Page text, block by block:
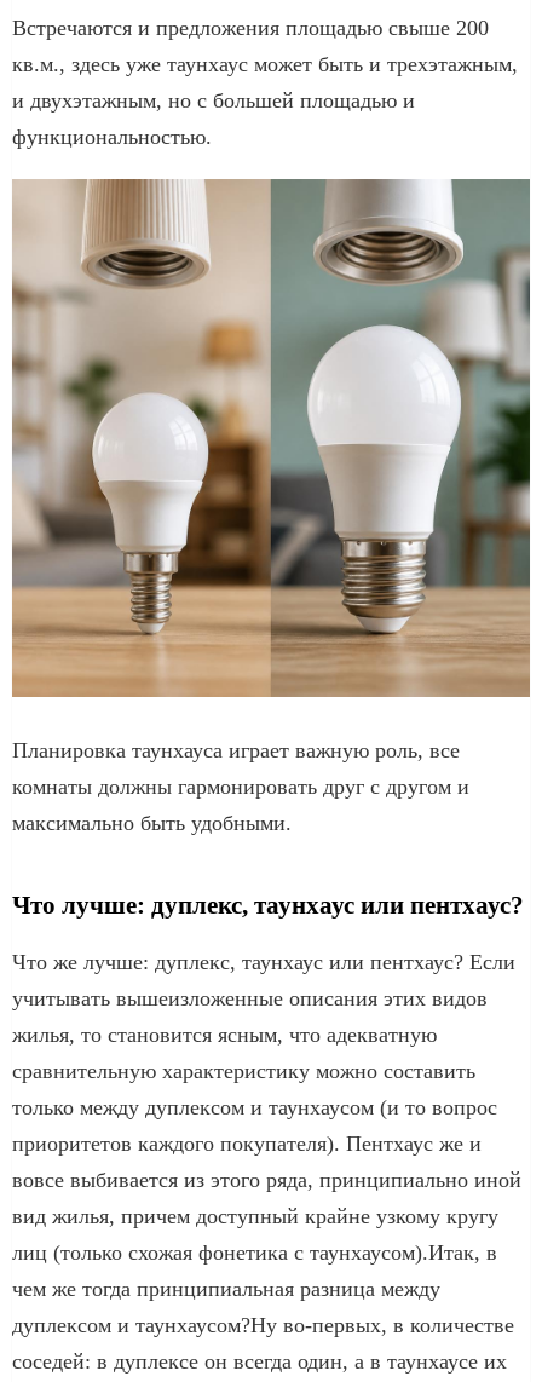
Встречаются и предложения площадью свыше 200
кв.м., здесь уже таунхаус может быть и трехэтажным,
и двухэтажным, но с большей площадью и
функциональностью.
Планировка таунхауса играет важную роль, все
комнаты должны гармонировать друг с другом и
максимально быть удобными.
Что лучше: дуплекс, таунхаус или пентхаус?
Что же лучше: дуплекс, таунхаус или пентхаус? Если
учитывать вышеизложенные описания этих видов
жилья, то становится ясным, что адекватную
сравнительную характеристику можно составить
только между дуплексом и таунхаусом (и то вопрос
приоритетов каждого покупателя). Пентхаус же и
вовсе выбивается из этого ряда, принципиально иной
вид жилья, причем доступный крайне узкому кругу
лиц (только схожая фонетика с таунхаусом).Итак, в
чем же тогда принципиальная разница между
дуплексом и таунхаусом?Ну во-первых, в количестве
соседей: в дуплексе он всегда один, а в таунхаусе их